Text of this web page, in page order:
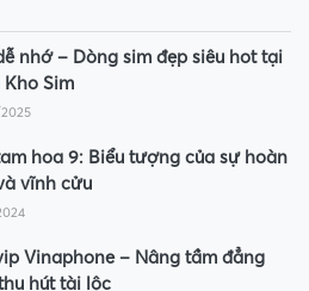
nhớ – Dòng sim đẹp siêu hot tại
Kho Sim
hoa 9: Biểu tượng của sự hoàn
vĩnh cửu
Vinaphone – Nâng tầm đẳng
hút tài lộc